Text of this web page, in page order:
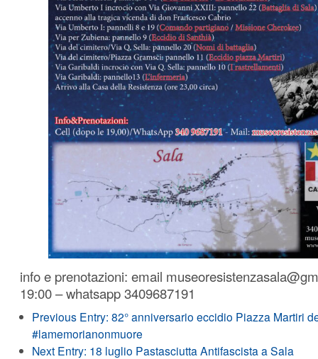
info e prenotazioni: email
19:00 – whatsapp 3409687191
Previous Entry: 82° anniversario eccidio Piazza Martiri
#lamemorianonmuore
Next Entry: 18 luglio Pastasciutta Antifascista a Sala